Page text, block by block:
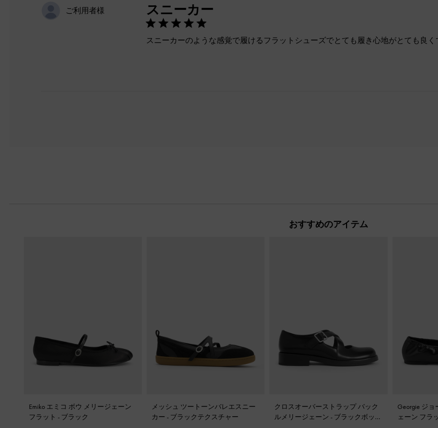
ご利用者様 スニーカー
スニーカーのような感覚で履けるフラットシューズでとても履き心地がとても良く
おすすめのアイテム
Emiko エミコ ボウ メリージェーン
フラット - ブラック
メッシュ ツートーンバレエスニー
カー - ブラックテクスチャー
クロスオーバーストラップ バック
ルメリージェーン - ブラックボック
Georgie ジ
ェーン フラ